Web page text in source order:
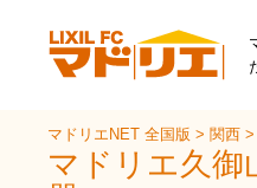
マドリエNET 全国版> 関西>
マドリエ久御